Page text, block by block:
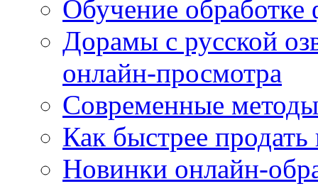
Обучение
Дорамы с русской
онлайн-просмотра
Современные
Как быстрее
Новинки онлайн-